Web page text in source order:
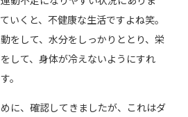
いくと、不健康な生活ですよね笑。
をして、水分をしっかりととり、栄
して、身体が冷えないようにすれ
。
に、確認してきましたが、これはダ